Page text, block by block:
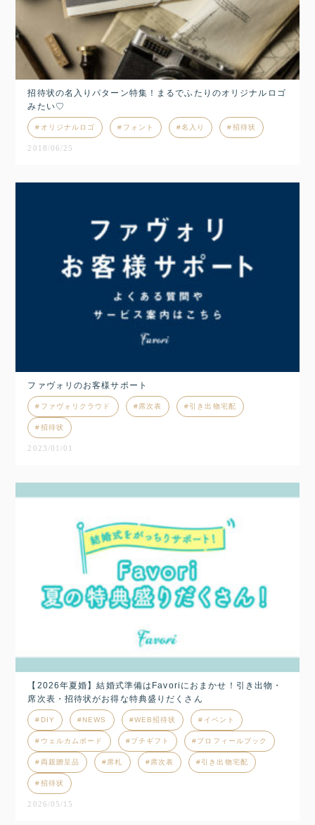
招待状の名入りパターン特集！まるでふたりのオリジナルロゴ
みたい♡
オリジナルロゴ フォント 名入り 招待状
2018/06/25
ファヴォリのお客様サポート
ファヴォリクラウド 席次表 引き出物宅配
招待状
2023/01/01
【2026年夏婚】結婚式準備はFavoriにおまかせ！引き出物・
席次表・招待状がお得な特典盛りだくさん
DIY NEWS WEB招待状 イベント
ウェルカムボード プチギフト プロフィールブック
両親贈呈品 席札 席次表 引き出物宅配
招待状
2026/05/15